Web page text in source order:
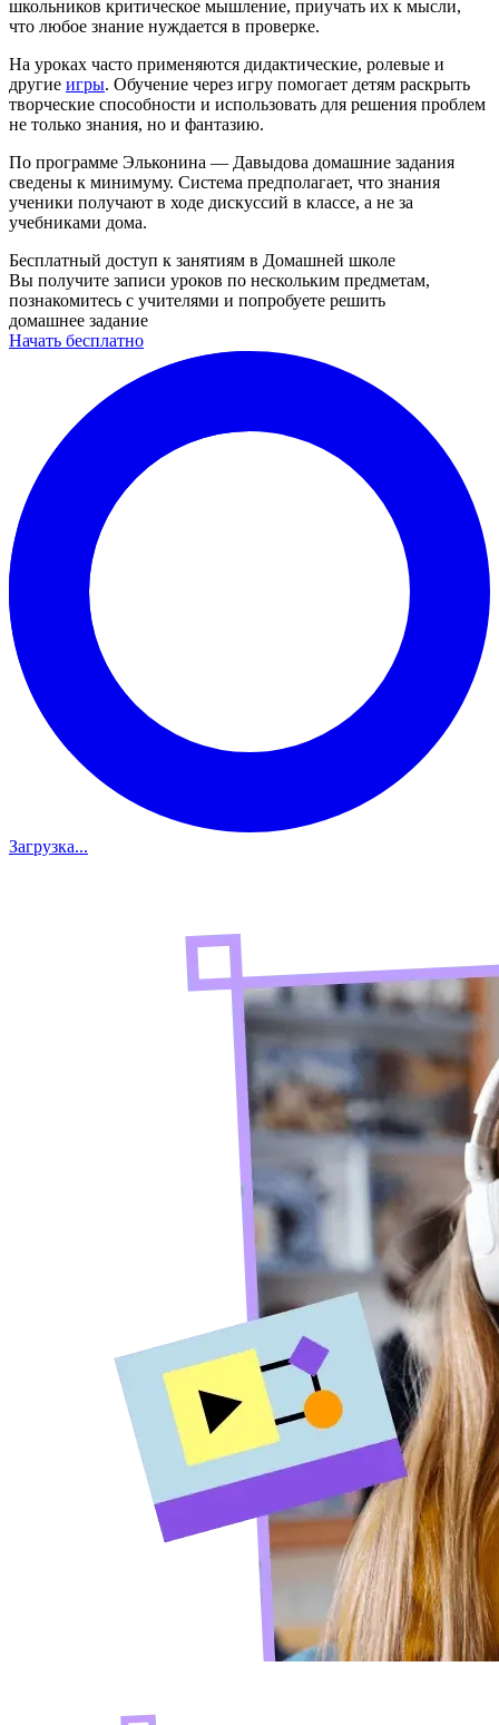
школьников критическое мышление, приучать их к мысли,
что любое знание нуждается в проверке.
На уроках часто применяются дидактические, ролевые и
другие игры. Обучение через игру помогает детям раскрыть
творческие способности и использовать для решения проблем
не только знания, но и фантазию.
По программе Эльконина — Давыдова домашние задания
сведены к минимуму. Система предполагает, что знания
ученики получают в ходе дискуссий в классе, а не за
учебниками дома.
Бесплатный доступ к занятиям в Домашней школе
Вы получите записи уроков по нескольким предметам,
познакомитесь с учителями и попробуете решить
домашнее задание
Начать бесплатно
Загрузка...